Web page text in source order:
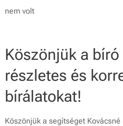
nem volt
Köszönjük a bíró
részletes és
bírálatokat!
Köszönjük a segítséget